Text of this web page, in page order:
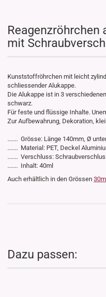
Reagenzröhrchen
mit
Kunststoffröhrchen mit leicht
schliessender Alukappe.
Die Alukappe ist in 3
schwarz.
Für feste und flüssige Inhalte.
Zur Aufbewahrung, Dekoration,
....... Grösse: Länge 140mm, Ø
....... Material: PET, Deckel
....... Verschluss:
....... Inhalt: 40ml
Auch erhältlich in den Grössen 30ml
Dazu passen: